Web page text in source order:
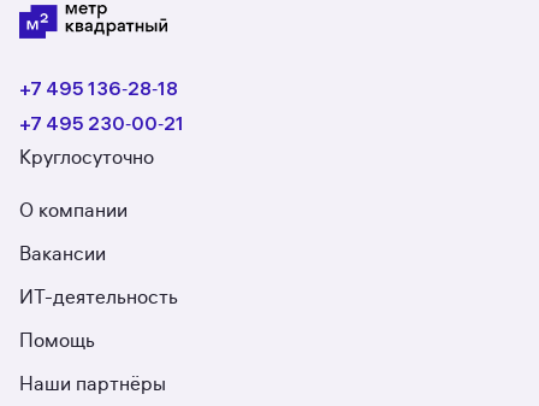
+7 495 136‑28‑18
+7 495 230‑00‑21
Круглосуточно
О компании
Вакансии
ИТ-деятельность
Помощь
Наши партнёры